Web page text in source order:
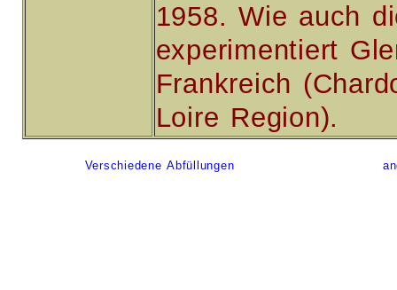
1958. Wie auch
experimentiert
Frankreich
Loire Region).
Verschiedene Abfüllungen